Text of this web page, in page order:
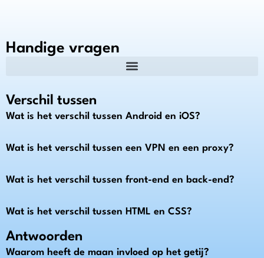
Handige vragen
Verschil tussen
Wat is het verschil tussen Android en iOS?
Wat is het verschil tussen een VPN en een proxy?
Wat is het verschil tussen front-end en back-end?
Wat is het verschil tussen HTML en CSS?
Antwoorden
Waarom heeft de maan invloed op het getij?